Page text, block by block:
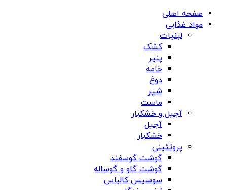
صفحه اصلی
مواد غذایی
لبنیات
کشک
پنیر
خامه
دوغ
شیر
ماست
آجیل و خشکبار
آجیل
خشکبار
پروتئینی
گوشت گوسفند
گوشت گاو و گوساله
سوسیس کالباس